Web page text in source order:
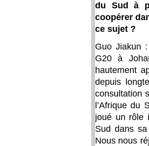
du Sud à
coopérer
ce sujet ?
Guo Jiakun
G20 à
hautement
depuis
consultation
l’Afrique du
joué un rôle
Sud dans
Nous nous